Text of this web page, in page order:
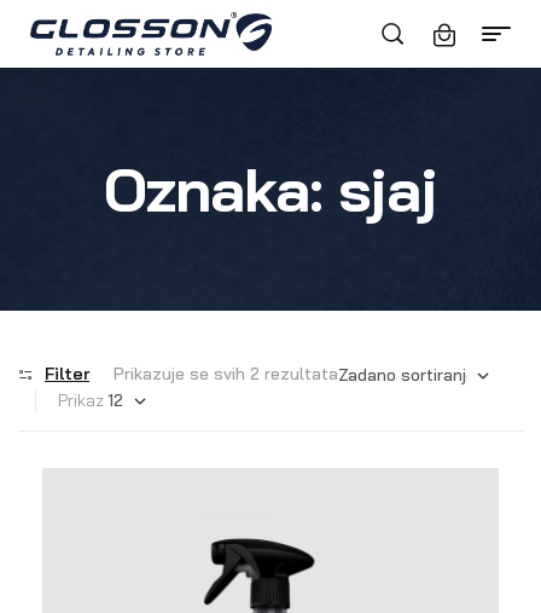
Oznaka: sjaj
Filter
Prikazuje se svih 2 rezultata
Prikaz